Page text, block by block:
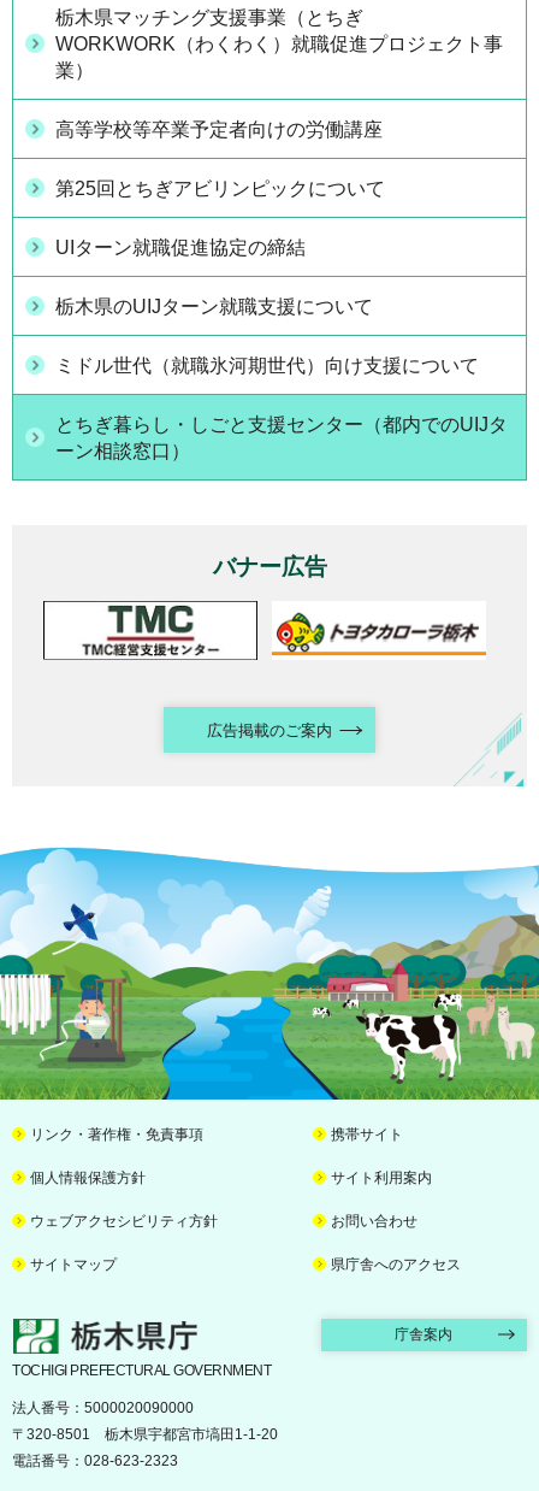
栃木県マッチング支援事業（とちぎ
WORKWORK（わくわく）就職促進プロジェクト事
業）
高等学校等卒業予定者向けの労働講座
第25回とちぎアビリンピックについて
UIターン就職促進協定の締結
栃木県のUIJターン就職支援について
ミドル世代（就職氷河期世代）向け支援について
とちぎ暮らし・しごと支援センター（都内でのUIJタ
ーン相談窓口）
バナー広告
広告掲載のご案内
リンク・著作権・免責事項 携帯サイト
個人情報保護方針 サイト利用案内
ウェブアクセシビリティ方針 お問い合わせ
サイトマップ 県庁舎へのアクセス
栃木県庁 庁舎案内
TOCHIGI PREFECTURAL GOVERNMENT
法人番号：5000020090000
〒320-8501 栃木県宇都宮市塙田1-1-20
電話番号：028-623-2323